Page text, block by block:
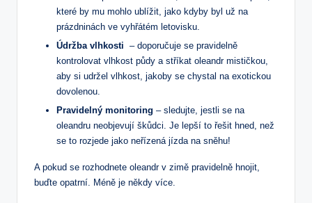
které ⁢by mu mohlo​ ublížit, jako kdyby ‌byl ​už na
prázdninách ve⁣ vyhřátém⁢ letovisku.
Údržba vlhkosti ‍ – doporučuje‍ se pravidelně
kontrolovat vlhkost půdy a stříkat oleandr mističkou,
aby si udržel vlhkost, jakoby se chystal na exotickou
dovolenou.
Pravidelný monitoring – sledujte, jestli se na
oleandru neobjevují škůdci. Je lepší to řešit hned, než
se ​to ‌rozjede ⁣jako neřízená⁤ jízda na sněhu!
A pokud ​se rozhodnete ‌oleandr v zimě pravidelně hnojit,
buďte opatrní. Méně je‍ někdy více.